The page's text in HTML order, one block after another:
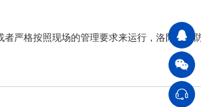
严格按照现场的管理要求来运行，洛阳力企